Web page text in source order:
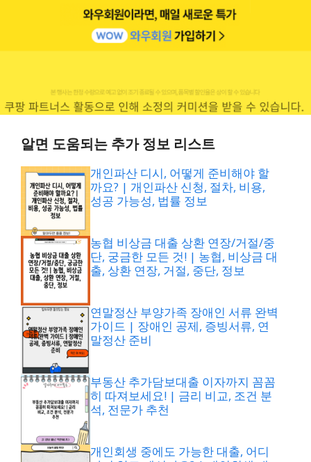
알면 도움되는 추가 정보 리스트
개인파산 디시, 어떻게 준비해야 할
까요? | 개인파산 신청, 절차, 비용,
성공 가능성, 법률 정보
농협 비상금 대출 상환 연장/거절/중
단, 궁금한 모든 것! | 농협, 비상금 대
출, 상환 연장, 거절, 중단, 정보
연말정산 부양가족 장애인 서류 완벽
가이드 | 장애인 공제, 증빙서류, 연
말정산 준비
부동산 추가담보대출 이자까지 꼼꼼
히 따져보세요! | 금리 비교, 조건 분
석, 전문가 추천
개인회생 중에도 가능한 대출, 어디